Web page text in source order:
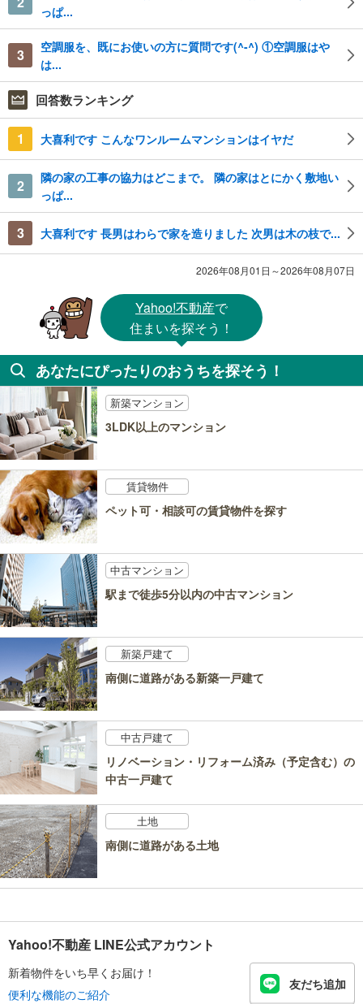
っぱ...
3
空調服を、既にお使いの方に質問です(^-^) ①空調服はや
は...
回答数ランキング
1 大喜利です こんなワンルームマンションはイヤだ
2
隣の家の工事の協力はどこまで。 隣の家はとにかく敷地い
っぱ...
3 大喜利です 長男はわらで家を造りました 次男は木の枝で...
2026年08月01日～2026年08月07日
Yahoo!不動産で
住まいを探そう！
あなたにぴったりのおうちを探そう！
新築マンション
3LDK以上のマンション
賃貸物件
ペット可・相談可の賃貸物件を探す
中古マンション
駅まで徒歩5分以内の中古マンション
新築戸建て
南側に道路がある新築一戸建て
中古戸建て
リノベーション・リフォーム済み（予定含む）の
中古一戸建て
土地
南側に道路がある土地
Yahoo!不動産 LINE公式アカウント
新着物件をいち早くお届け！
便利な機能のご紹介
友だち追加